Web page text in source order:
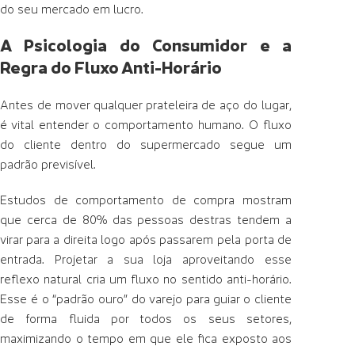
do seu mercado em lucro.
A Psicologia do Consumidor e a
Regra do Fluxo Anti-Horário
Antes de mover qualquer prateleira de aço do lugar,
é vital entender o comportamento humano. O fluxo
do cliente dentro do supermercado segue um
padrão previsível.
Estudos de comportamento de compra mostram
que cerca de 80% das pessoas destras tendem a
virar para a direita logo após passarem pela porta de
entrada. Projetar a sua loja aproveitando esse
reflexo natural cria um fluxo no sentido anti-horário.
Esse é o “padrão ouro” do varejo para guiar o cliente
de forma fluida por todos os seus setores,
maximizando o tempo em que ele fica exposto aos